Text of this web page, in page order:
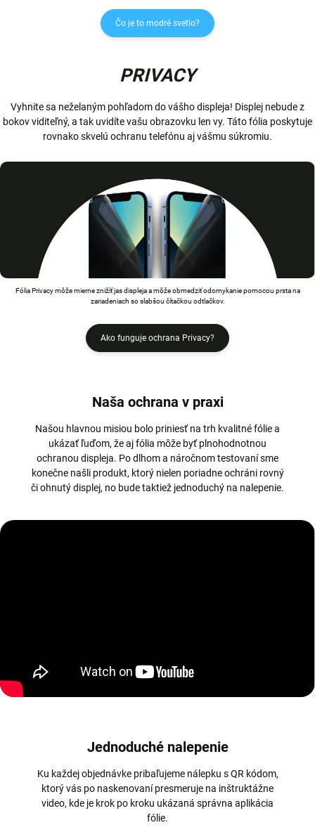
Čo je to modré svetlo?
PRIVACY
Vyhnite sa neželaným pohľadom do vášho displeja! Displej nebude z
bokov viditeľný, a tak uvidíte vašu obrazovku len vy. Táto fólia poskytuje
rovnako skvelú ochranu telefónu aj vášmu súkromiu.
Fólia Privacy môže mierne znižíť jas displeja a môže obmedziť odomykanie pomocou prsta na
zariadeniach so slabšou čítačkou odtlačkov.
Ako funguje ochrana Privacy?
Naša ochrana v praxi
Našou hlavnou misiou bolo priniesť na trh kvalitné fólie a
ukázať ľuďom, že aj fólia môže byť plnohodnotnou
ochranou displeja. Po dlhom a náročnom testovaní sme
konečne našli produkt, ktorý nielen poriadne ochráni rovný
či ohnutý displej, no bude taktiež jednoduchý na nalepenie.
Jednoduché nalepenie
Ku každej objednávke pribaľujeme nálepku s QR kódom,
ktorý vás po naskenovaní presmeruje na inštruktážne
video, kde je krok po kroku ukázaná správna aplikácia
fólie.